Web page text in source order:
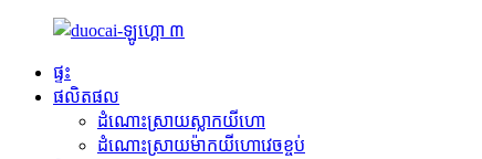
ផ្ទះ
ផលិតផល
ដំណោះស្រាយស្លាកយីហោ
ដំណោះស្រាយម៉ាកយីហោវេចខ្ចប់